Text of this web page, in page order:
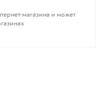
магазина и может